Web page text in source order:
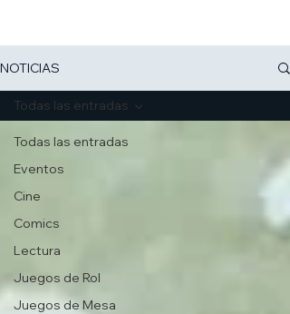
NOTICIAS
Todas las entradas
Eventos
Cine
Comics
Lectura
Juegos de Rol
Juegos de Mesa
Todas las entradas